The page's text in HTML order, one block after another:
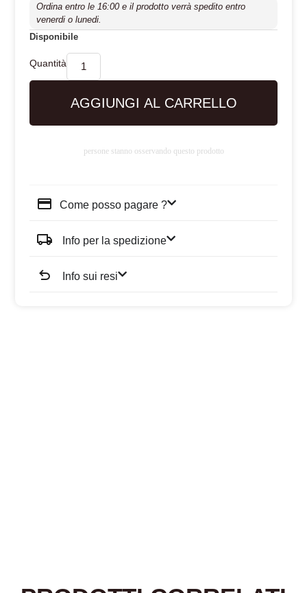
Ordina entro le 16:00 e il prodotto verrà spedito entro
venerdi o lunedi.
Disponibile
AGGIUNGI AL CARRELLO
persone stanno osservando questo prodotto
Come posso pagare ?
Info per la spedizione
Info sui resi